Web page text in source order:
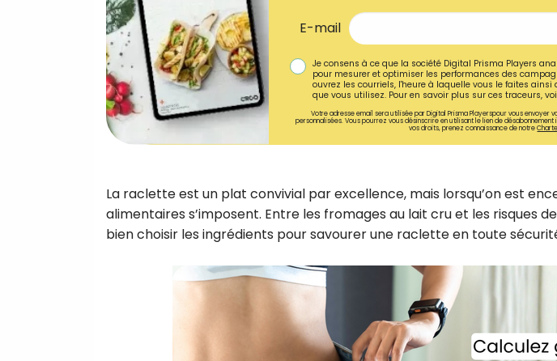
E-mail
Je consens à ce que la société Digital Prisma Players
pour mesurer et optimiser les performances des
ouvrez les courriels, l'heure à laquelle vous le faites
que vous utilisez. Pour en savoir plus sur ces traceurs,
Votre adresse email sera utilisée par Digital Prisma Playerspour vous
personnalisées. Vous pourrez vous désinscrire en utilisant le lien de
vos droits, prenez connaissance de notre
La raclette est un plat convivial par excellence, mais lorsqu’on est
alimentaires s’imposent. Entre les fromages au lait cru et les risques
bien choisir les ingrédients pour savourer une raclette en toute
Ainsi